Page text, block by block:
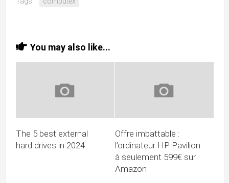
You may also like...
The 5 best external
hard drives in 2024
Offre imbattable :
l’ordinateur HP Pavilion
à seulement 599€ sur
Amazon